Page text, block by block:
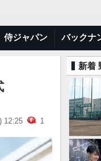
侍ジャパン バックナ
12:25 1
新着